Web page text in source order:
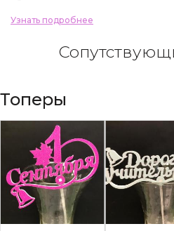
Узнать подробнее
Топеры